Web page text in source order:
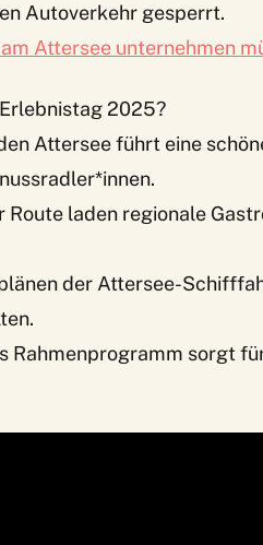
Autoverkehr gesperrt.
am Attersee unternehmen
2025?
Attersee führt eine
Route laden regionale
der Attersee-
Rahmenprogramm sorgt